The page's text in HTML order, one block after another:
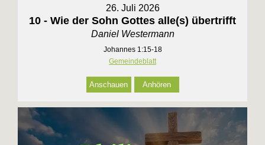
26. Juli 2026
10 - Wie der Sohn Gottes alle(s) übertrifft
Daniel Westermann
Johannes 1:15-18
Gemeindeblatt
Anschauen Anhören